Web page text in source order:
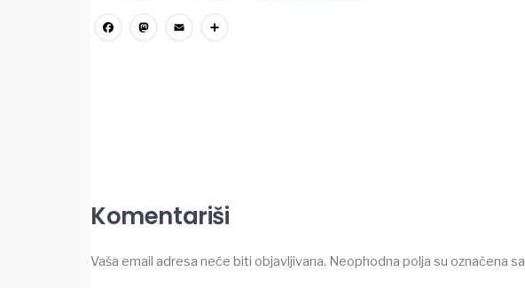
Facebook
Mastodon
Email
Komentariši
Vaša email adresa neće biti objavljivana. Neophodna polja su označena sa